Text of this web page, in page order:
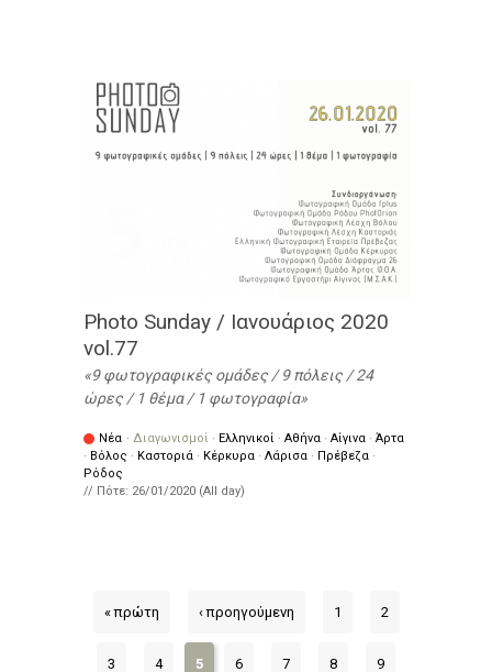
Photo Sunday / Ιανουάριος 2020
vol.77
9 φωτογραφικές ομάδες / 9 πόλεις / 24
ώρες / 1 θέμα / 1 φωτογραφία
Νέα · Διαγωνισμοί · Ελληνικοί · Αθήνα · Αίγινα · Άρτα
· Βόλος · Καστοριά · Κέρκυρα · Λάρισα · Πρέβεζα ·
Ρόδος
// Πότε: 26/01/2020 (All day)
« πρώτη ‹ προηγούμενη 1 2
3 4 5 6 7 8 9